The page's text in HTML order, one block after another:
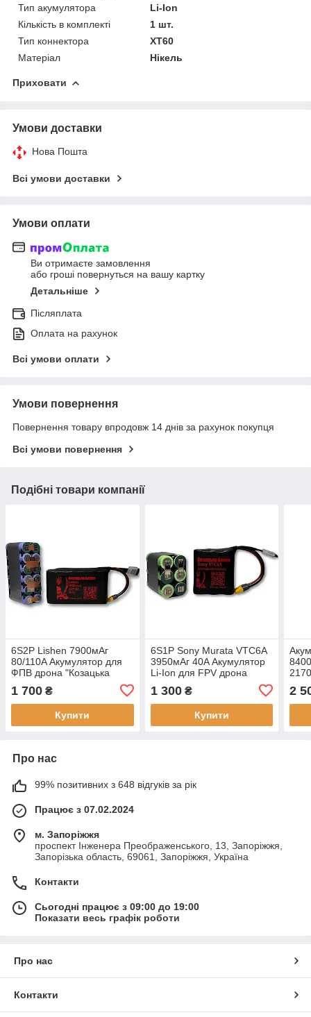
Тип акумулятора
Li-Ion
Кількість в комплекті
1 шт.
Тип коннектора
XT60
Матеріал
Нікель
Приховати
Умови доставки
Нова Пошта
Всі умови доставки
Умови оплати
Ви отримаєте замовлення
або гроші повернуться на вашу картку
Детальніше
Післяплата
Оплата на рахунок
Всі умови оплати
Умови повернення
Повернення товару впродовж 14 днів за рахунок покупця
Всі умови повернення
Подібні товари компанії
6S2P Lishen 7900мАг
80/110A Акумулятор для
ФПВ дрона "Козацька
1 700 ₴
Купити
6S1P Sony Murata VTC6A
3950мАг 40A Акумулятор
Li-Ion для FPV дрона
1 300₴
Купити
2
Про нас
99% позитивних з 648 відгуків за рік
Працює з 07.02.2024
м. Запоріжжя
проспект Інженера Преображенського, 13, Запоріжжя,
Запорізька область, 69061, Запоріжжя, Україна
Контакти
Сьогодні працює з 09:00 до 19:00
Показати весь графік роботи
Про нас
Контакти